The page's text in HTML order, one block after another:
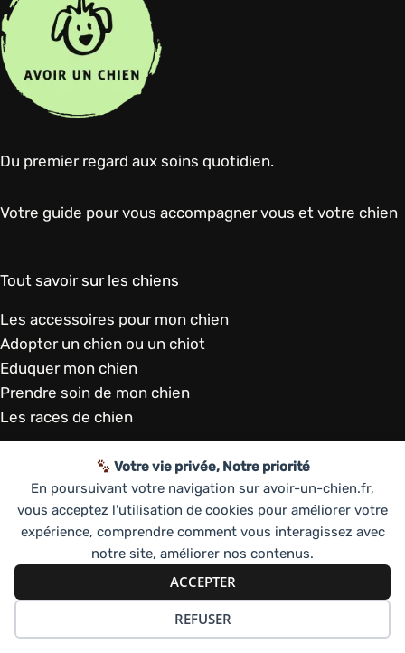
Votre vie privée, Notre priorité
En poursuivant votre navigation sur avoir-un-chien.fr,
vous acceptez l'utilisation de cookies pour améliorer votre
expérience, comprendre comment vous interagissez avec
notre site, améliorer nos contenus.
ACCEPTER
REFUSER
Du premier regard aux soins quotidien.
Votre guide pour vous accompagner vous et votre chien
Tout savoir sur les chiens
Les accessoires pour mon chien
Adopter un chien ou un chiot
Eduquer mon chien
Prendre soin de mon chien
Les races de chien
Avoir-un-chien.fr
Contactez-nous
Mentions légales
Politique de confidentialité